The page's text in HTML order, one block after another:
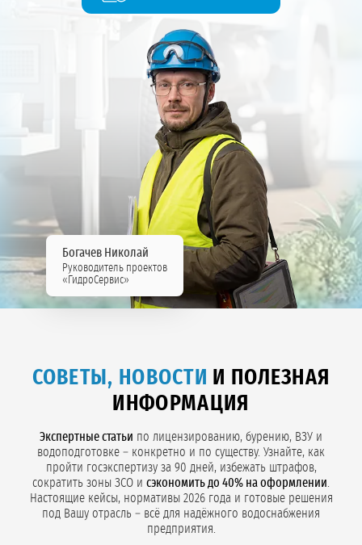
Богачев Николай
Руководитель проектов
«ГидроСервис»
СОВЕТЫ, НОВОСТИ И ПОЛЕЗНАЯ
ИНФОРМАЦИЯ
Экспертные статьи по лицензированию, бурению, ВЗУ и
водоподготовке – конкретно и по существу. Узнайте, как
пройти госэкспертизу за 90 дней, избежать штрафов,
сократить зоны ЗСО и сэкономить до 40% на оформлении.
Настоящие кейсы, нормативы 2026 года и готовые решения
под Вашу отрасль – всё для надёжного водоснабжения
предприятия.